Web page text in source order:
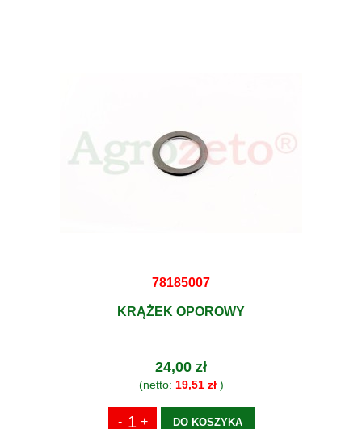
78185007
KRĄŻEK OPOROWY
24,00 zł
(netto: 19,51 zł)
DO KOSZYKA